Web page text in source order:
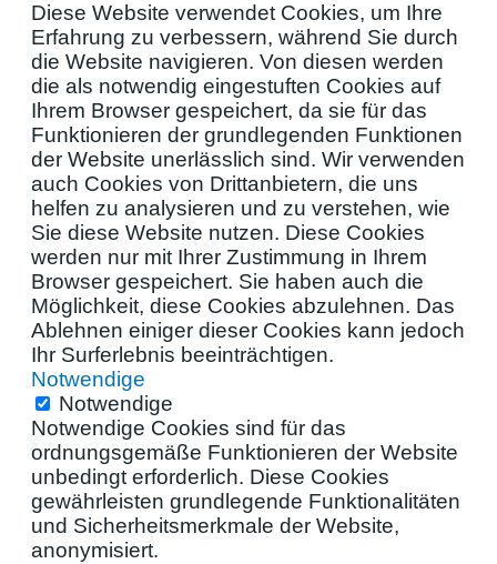
Diese Website verwendet Cookies, um Ihre
Erfahrung zu verbessern, während Sie durch
die Website navigieren. Von diesen werden
die als notwendig eingestuften Cookies auf
Ihrem Browser gespeichert, da sie für das
Funktionieren der grundlegenden Funktionen
der Website unerlässlich sind. Wir verwenden
auch Cookies von Drittanbietern, die uns
helfen zu analysieren und zu verstehen, wie
Sie diese Website nutzen. Diese Cookies
werden nur mit Ihrer Zustimmung in Ihrem
Browser gespeichert. Sie haben auch die
Möglichkeit, diese Cookies abzulehnen. Das
Ablehnen einiger dieser Cookies kann jedoch
Ihr Surferlebnis beeinträchtigen.
Notwendige
Notwendige
Notwendige Cookies sind für das
ordnungsgemäße Funktionieren der Website
unbedingt erforderlich. Diese Cookies
gewährleisten grundlegende Funktionalitäten
und Sicherheitsmerkmale der Website,
anonymisiert.